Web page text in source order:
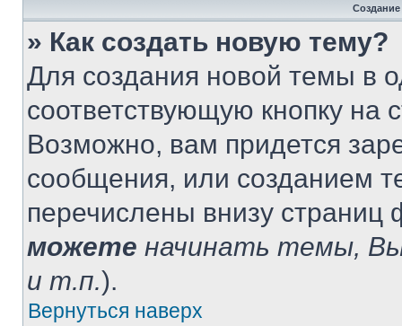
» Как создать новую тему?
Для создания новой темы в
соответствующую кнопку
Возможно, вам придется
сообщения, или созданием
перечислены внизу
можете начинать темы,
и т.п.).
Вернуться наверх